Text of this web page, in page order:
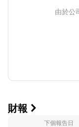
由於公
財報 
下個報告日